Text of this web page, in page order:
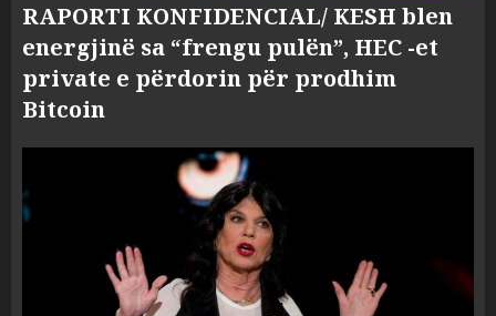
RAPORTI KONFIDENCIAL/ KESH blen
energjinë sa “frengu pulën”, HEC -et
private e përdorin për prodhim
Bitcoin